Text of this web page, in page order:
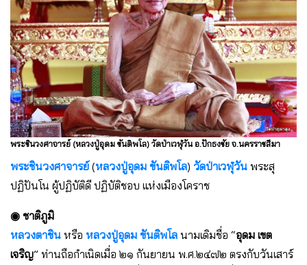
พระชินวงศาจารย์ (หลวงปู่อุดม ขันติพโล) วัดป่าเวฬุวัน อ.ปักธงชัย จ.นครราชสีมา
พระชินวงศาจารย์(หลวงปู่อุดม ขันติพโล) วัดป่าเวฬุวัน พระสุ
ปฏิปันโน ผู้ปฏิบัติดี ปฏิบัติชอบ แห่งเมืองโคราช
◉ ชาติภูมิ
หลวงตาชิน หรือ หลวงปู่อุดม ขันติพโล นามเดิมชื่อ “อุดม เขต
เจริญ” ท่านถือกำเนิดเมื่อ ๒๑ กันยายน พ.ศ.๒๔๗๒ ตรงกับวันเสาร์